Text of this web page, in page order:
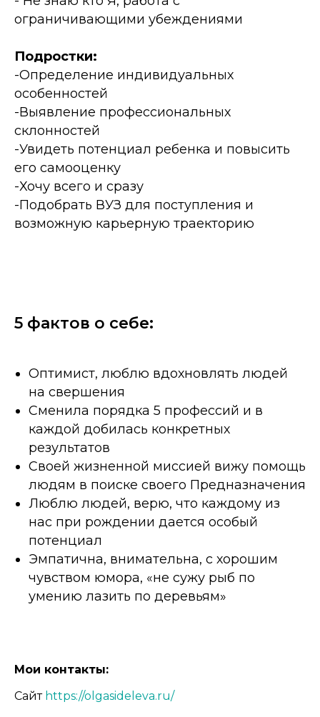
ограничивающими убеждениями
Подростки:
-Определение индивидуальных
особенностей
-Выявление профессиональных
склонностей
-Увидеть потенциал ребенка и повысить
его самооценку
-Хочу всего и сразу
-Подобрать ВУЗ для поступления и
возможную карьерную траекторию
5 фактов о себе:
Оптимист, люблю вдохновлять людей
на свершения
Сменила порядка 5 профессий и в
каждой добилась конкретных
результатов
Своей жизненной миссией вижу помощь
людям в поиске своего Предназначения
Люблю людей, верю, что каждому из
нас при рождении дается особый
потенциал
Эмпатична, внимательна, с хорошим
чувством юмора, «не сужу рыб по
умению лазить по деревьям»
Мои контакты:
Сайт https://olgasideleva.ru/